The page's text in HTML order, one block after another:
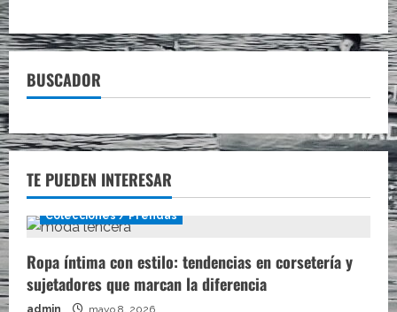
BUSCADOR
TE PUEDEN INTERESAR
Colecciones / Prendas
Ropa íntima con estilo: tendencias en corsetería y
sujetadores que marcan la diferencia
admin mayo 8, 2026